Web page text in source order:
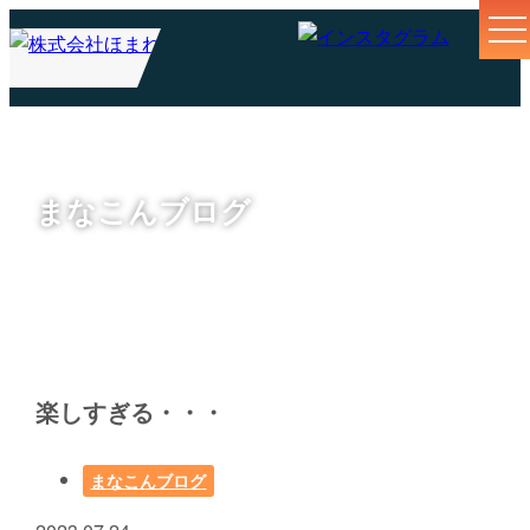
まなこんブログ
楽しすぎる・・・
まなこんブログ